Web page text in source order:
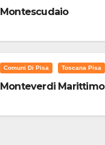
Montescudaio
Comuni Di Pisa Toscana Pisa
Monteverdi Marittimo